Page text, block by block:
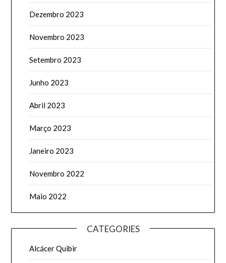
Dezembro 2023
Novembro 2023
Setembro 2023
Junho 2023
Abril 2023
Março 2023
Janeiro 2023
Novembro 2022
Maio 2022
CATEGORIES
Alcácer Quibir